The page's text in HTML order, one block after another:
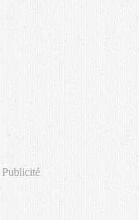
Publicité